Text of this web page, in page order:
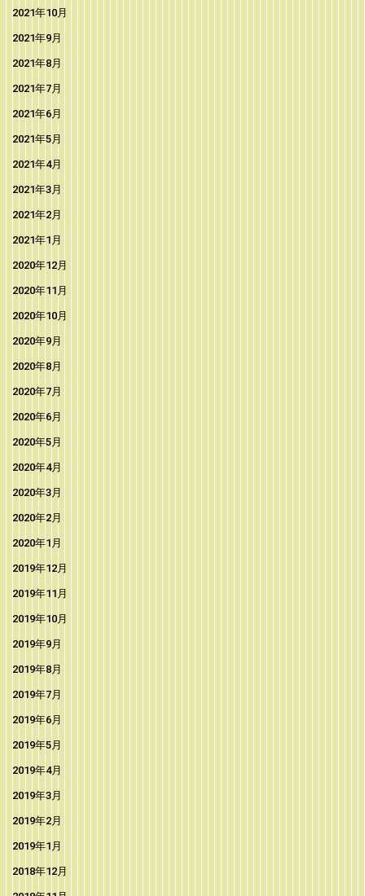
2021年10月
2021年9月
2021年8月
2021年7月
2021年6月
2021年5月
2021年4月
2021年3月
2021年2月
2021年1月
2020年12月
2020年11月
2020年10月
2020年9月
2020年8月
2020年7月
2020年6月
2020年5月
2020年4月
2020年3月
2020年2月
2020年1月
2019年12月
2019年11月
2019年10月
2019年9月
2019年8月
2019年7月
2019年6月
2019年5月
2019年4月
2019年3月
2019年2月
2019年1月
2018年12月